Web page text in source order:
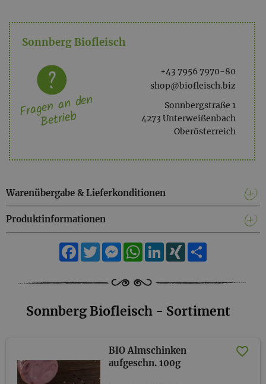
Sonnberg Biofleisch
+43 7956 7970-80
shop@biofleisch.biz
Sonnbergstraße 1
4273 Unterweißenbach
Oberösterreich
Fragen an den
Betrieb
Warenübergabe & Lieferkonditionen
Produktinformationen
Facebook
TwitterMessengerWhatsApp
LinkedIn
XING
Sonnberg Biofleisch - Sortiment
BIO Almschinken
aufgeschn. 100g